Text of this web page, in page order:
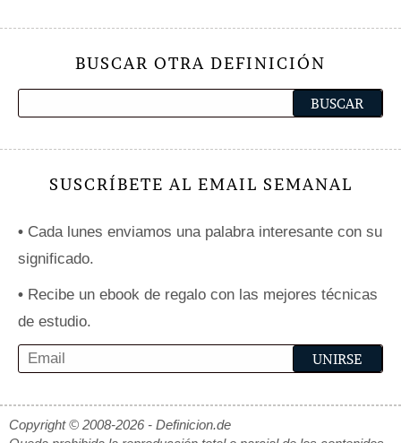
BUSCAR OTRA DEFINICIÓN
SUSCRÍBETE AL EMAIL SEMANAL
• Cada lunes enviamos una palabra interesante con su
significado.
• Recibe un ebook de regalo con las mejores técnicas
de estudio.
Copyright © 2008-2026 - Definicion.de